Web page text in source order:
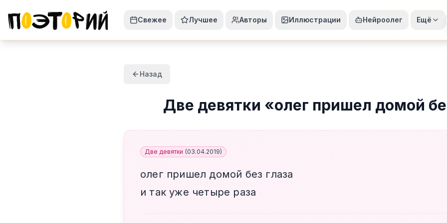
Свежее Лучшее Авторы Иллюстрации Нейроолег Ещё
Назад
Две девятки «олег пришел домой
Две девятки (03.04.2019)
олег пришел домой без глаза
и так уже четыре раза